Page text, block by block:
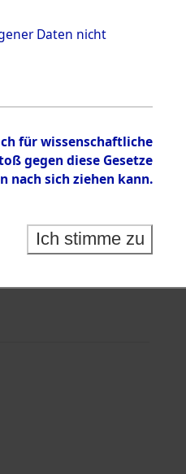
Daten nicht
für wissenschaftliche
gegen diese Gesetze
nach sich ziehen kann.
Ich stimme zu